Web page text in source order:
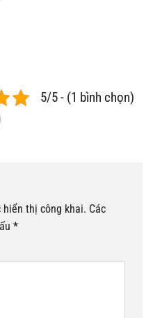
5/5 - (1 bình chọn)
hiển thị công khai. Các
*